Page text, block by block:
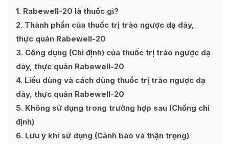
1 Rabewell-20 là thuốc gì?
2 Thành phần của thuốc trị trào ngược dạ dày,
thực quản Rabewell-20
3 Công dụng (Chỉ định) của thuốc trị trào ngược dạ
dày, thực quản Rabewell-20
4 Liều dùng và cách dùng thuốc trị trào ngược dạ
dày, thực quản Rabewell-20
5 Không sử dụng trong trường hợp sau (Chống chỉ
định)
6 Lưu ý khi sử dụng (Cảnh báo và thận trọng)